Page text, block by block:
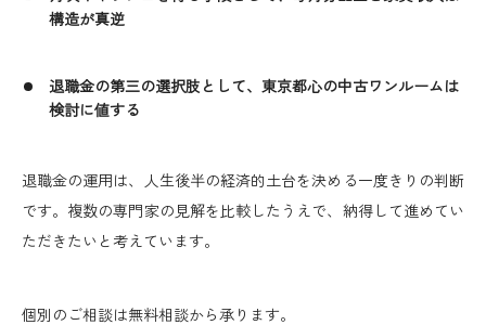
構造が真逆
退職金の第三の選択肢として、東京都心の中古ワンルームは
検討に値する
退職金の運用は、人生後半の経済的土台を決める一度きりの判断
です。複数の専門家の見解を比較したうえで、納得して進めてい
ただきたいと考えています。
個別のご相談は無料相談から承ります。